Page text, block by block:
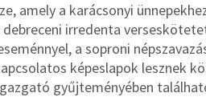
amely a karácsonyi
irredenta
a soproni
képeslapok lesznek
gyűjteményében